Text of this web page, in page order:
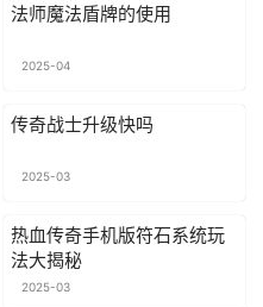
法师魔法盾牌的使用
2025-04
传奇战士升级快吗
2025-03
热血传奇手机版符石系统玩
法大揭秘
2025-03